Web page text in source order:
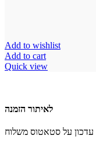
Add to wishlist
Add to cart
Quick view
לאיתור הזמנה
עדכון על סטאטוס משלוח